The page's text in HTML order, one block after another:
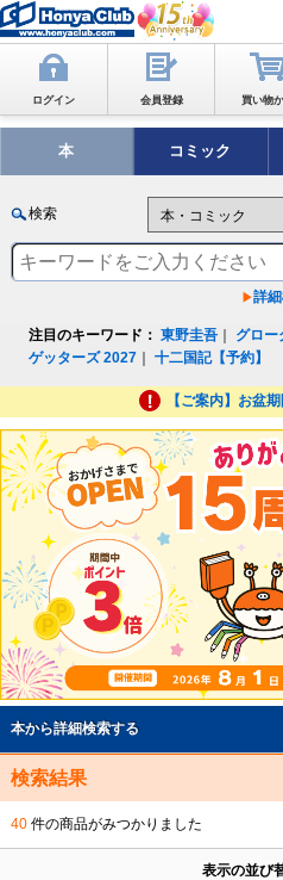
ログイン 会員登録 買い物
本 コミック
検索
詳
注目のキーワード： 東野圭吾 グロー
ゲッターズ 2027 ｜十二国記【予約】
【ご案内】お盆
本から詳細検索する
検索結果
40件の商品がみつかりました
表示の並び